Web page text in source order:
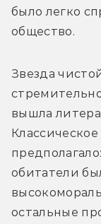
было легко
общество.
Звезда
вышла
обитатели
остальные